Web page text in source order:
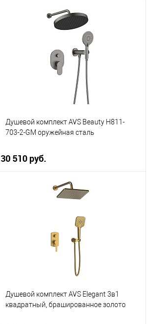
В корзину
К сравнению
В наличии
Душевой комплект AVS Beauty Н811-
703-2-GM оружейная сталь
30 510 руб.
В корзину
Душевой комплект AVS Elegant 3в1
квадратный, брашированное золото